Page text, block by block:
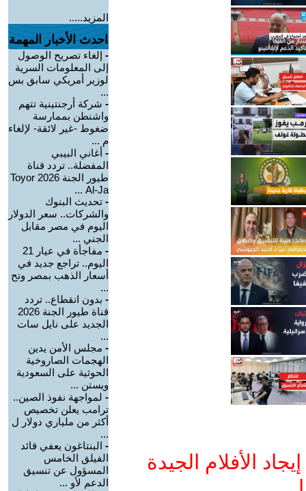
الأفلام الجيدة
المزيد.....
احدث الأخبار المهمة
- إلغاء تصريح الوصول
إلى المعلومات السرية
لوزير أمريكي سابق بس
...
- شركة أرجنتينية تتهم
واشنطن بممارسة
ضغوط -غير لائقة- لإلغاء
م ...
- أغاني البيبي
المفضلة.. تردد قناة
طيور الجنة 2026 Toyor
Al-Ja ...
- تحديث البنوك
والشركات.. سعر الدولار
اليوم في مصر مقابل
الجني ...
-
مفاجأة في عيار 21
اليوم.. تراجع جديد في
أسعار الذهب بمصر وتح
...
- بدون انقطاع.. تردد
قناة طيور الجنة 2026
الجديد على نايل سات
...
- مجلس الأمن يدين
الهجمات الصاروخية
الحوثية على السعودية
ويستن ...
- لمواجهة نفوذ الصين..
ترامب يعلن تخصيص
أكثر من ملياري دولار ل
...
- البنتاغون يعفي قائد
الفيلق الخامس
المسؤول عن تنسيق
الدعم لأو ...